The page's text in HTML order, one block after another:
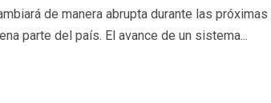
de manera abrupta durante las próximas
parte del país. El avance de un sistema...